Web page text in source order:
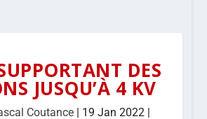
DES
JUSQU’À 4 KV
Coutance | 19 Jan 2022 |